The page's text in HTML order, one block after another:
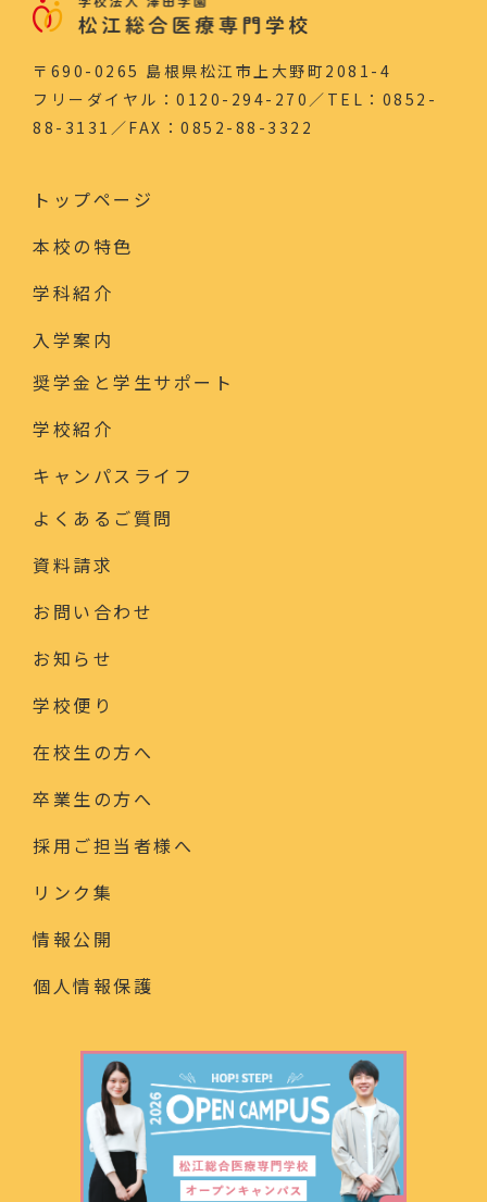
〒690-0265 島根県松江市上大野町2081-4
フリーダイヤル：0120-294-270／TEL：0852-
88-3131／FAX：0852-88-3322
トップページ
本校の特色
学科紹介
入学案内
奨学金と学生サポート
学校紹介
キャンパスライフ
よくあるご質問
資料請求
お問い合わせ
お知らせ
学校便り
在校生の方へ
卒業生の方へ
採用ご担当者様へ
リンク集
情報公開
個人情報保護